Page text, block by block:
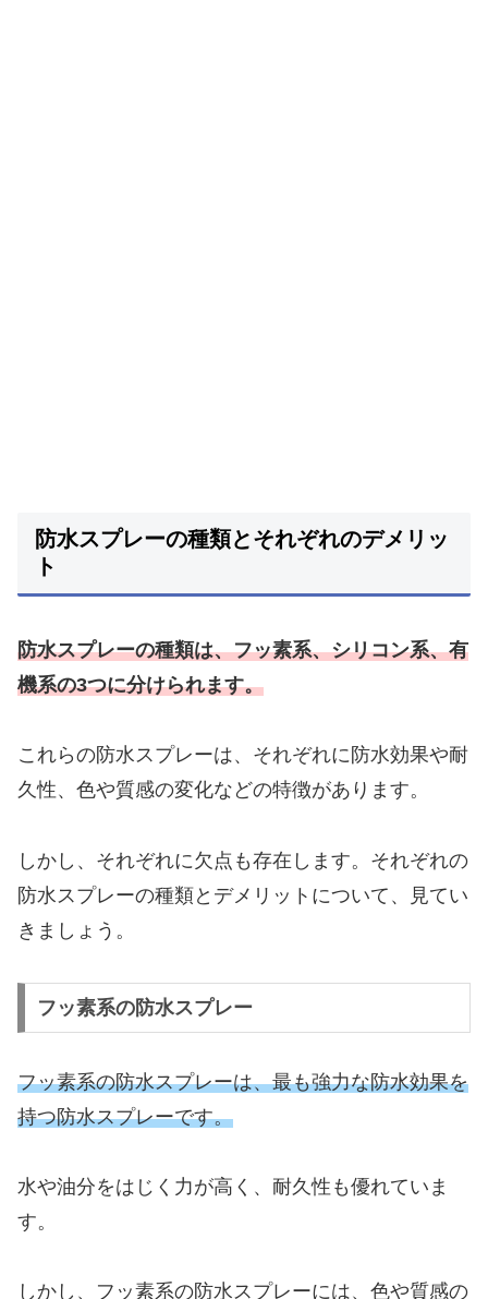
防水スプレーの種類とそれぞれのデメリッ
ト
防水スプレーの種類は、フッ素系、シリコン系、有
機系の3つに分けられます。
これらの防水スプレーは、それぞれに防水効果や耐
久性、色や質感の変化などの特徴があります。
しかし、それぞれに欠点も存在します。それぞれの
防水スプレーの種類とデメリットについて、見てい
きましょう。
フッ素系の防水スプレー
フッ素系の防水スプレーは、最も強力な防水効果を
持つ防水スプレーです。
水や油分をはじく力が高く、耐久性も優れていま
す。
しかし、フッ素系の防水スプレーには、色や質感の